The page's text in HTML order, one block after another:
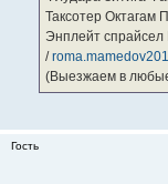
Таксотер Октагам
Энплейт
/
(Выезжаем в
Гость